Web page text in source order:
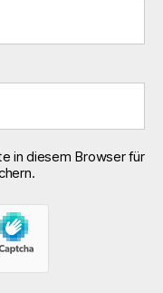
in diesem Browser für